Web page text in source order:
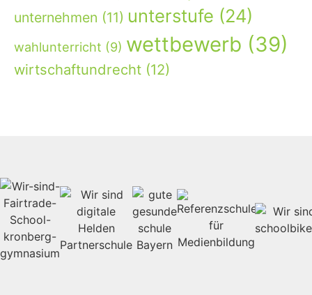
unternehmen (11) unterstufe (24)
wahlunterricht (9) wettbewerb (39)
wirtschaftundrecht (12)